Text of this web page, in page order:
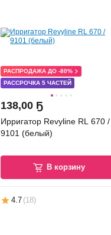
РАССРОЧКА 5 ЧАСТЕЙ
РАСПРОДАЖА ДО -80%
138,00 Ҕ
Ирригатор Revyline RL 670 /
9101 (белый)
В корзину
4.7 (18)